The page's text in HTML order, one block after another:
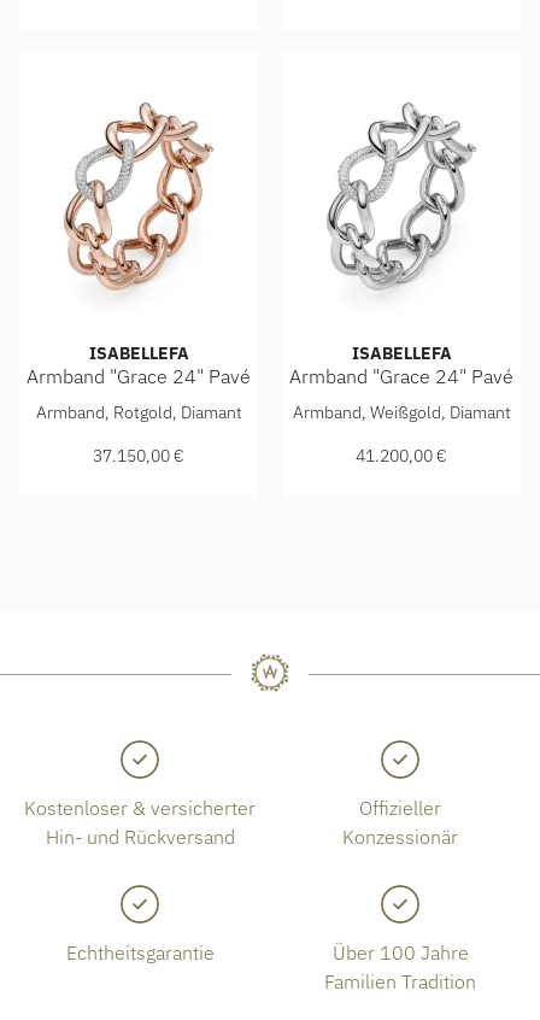
ISABELLEFA
Armband "Grace 24" Pavé
IsabelleFa Armband "Grace 24" Pavé, Ref: 60024/
Armband, Rotgold, Diamant
37.150,00 €
ISABELLEFA
Armband "Grace 24" Pavé
IsabelleFa Armband
Armband, Weißgold, Diamant
41.200,00 €
Kostenloser & versicherter
Hin- und Rückversand
Offizieller
Konzessionär
Echtheitsgarantie
Über 100 Jahre
Familien Tradition